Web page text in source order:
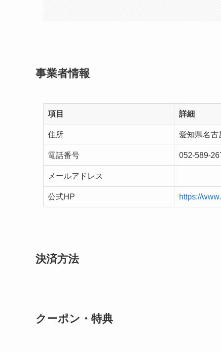
事業者情報
項目 詳細
住所 愛知県名古
電話番号 052-589-
メールアドレス
公式HP https://
決済方法
クーポン・特典